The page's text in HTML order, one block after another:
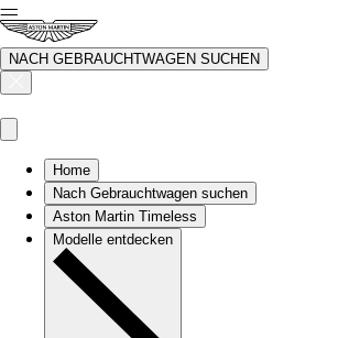
NACH GEBRAUCHTWAGEN SUCHEN
Home
Nach Gebrauchtwagen suchen
Aston Martin Timeless
Modelle entdecken